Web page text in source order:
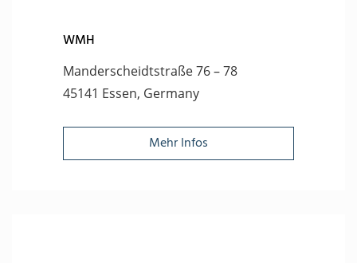
WMH
Manderscheidtstraße 76 – 78
45141 Essen, Germany
Mehr Infos